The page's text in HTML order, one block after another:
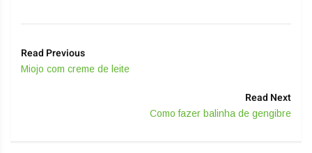
Read Previous
Miojo com creme de leite
Read Next
Como fazer balinha de gengibre